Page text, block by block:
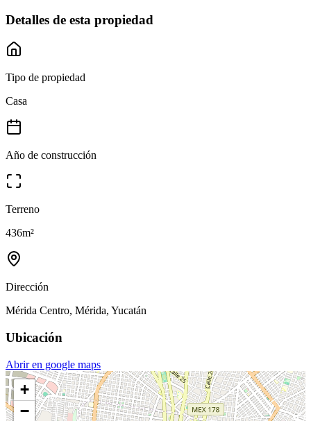
Detalles de esta propiedad
Tipo de propiedad
Casa
Año de construcción
Terreno
436m²
Dirección
Mérida Centro, Mérida, Yucatán
Ubicación
Abrir en google maps
+
−